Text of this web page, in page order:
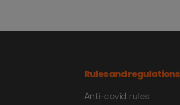
Rules and regulations
Anti-covid rules